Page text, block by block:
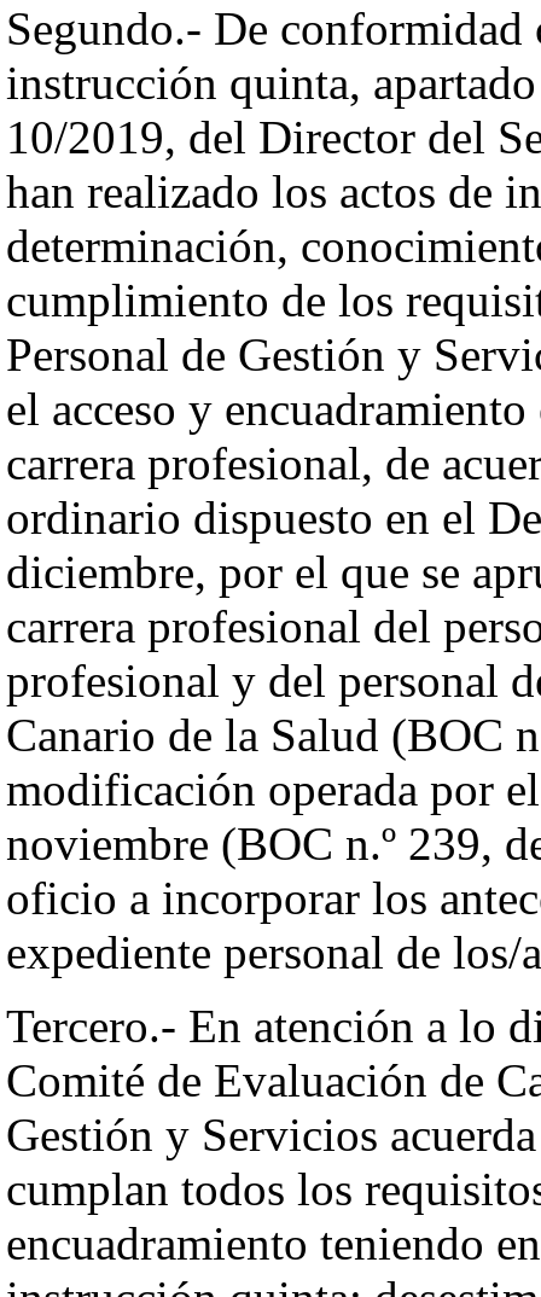
Segundo.- De
instrucción quinta,
10/2019, del Director del
han realizado los actos de
determinación,
cumplimiento de los
Personal de Gestión y
el acceso y
carrera profesional, de
ordinario dispuesto en el
diciembre, por el que se
carrera profesional del
profesional y del personal
Canario de la Salud (BOC
modificación operada por
noviembre (BOC n.º 239,
oficio a incorporar los
expediente personal de los/
Tercero.- En atención a lo
Comité de Evaluación de
Gestión y Servicios
cumplan todos los
encuadramiento teniendo